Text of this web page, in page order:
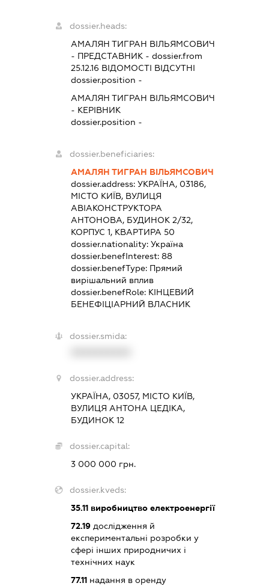
dossier.heads:
АМАЛЯН ТИГРАН ВІЛЬЯМСОВИЧ
- ПРЕДСТАВНИК- dossier.from
25.12.16 ВІДОМОСТІ ВІДСУТНІ
dossier.position -
АМАЛЯН ТИГРАН ВІЛЬЯМСОВИЧ
- КЕРІВНИК
dossier.position -
dossier.beneficiaries:
АМАЛЯН ТИГРАН ВІЛЬЯМСОВИЧ
dossier.address: УКРАЇНА, 03186,
МІСТО КИЇВ, ВУЛИЦЯ
АВІАКОНСТРУКТОРА
АНТОНОВА, БУДИНОК 2/32,
КОРПУС 1, КВАРТИРА 50
dossier.nationality: Україна
dossier.benefInterest: 88
dossier.benefType: Прямий
вирішальний вплив
dossier.benefRole: КІНЦЕВИЙ
БЕНЕФІЦІАРНИЙ ВЛАСНИК
dossier.smida:
dossier.address:
УКРАЇНА, 03057, МІСТО КИЇВ,
ВУЛИЦЯ АНТОНА ЦЕДІКА,
БУДИНОК 12
dossier.capital:
3 000 000 грн.
dossier.kveds:
35.11виробництво електроенергії
72.19дослідження й
експериментальні розробки у
сфері інших природничих і
технічних наук
77.11надання в оренду